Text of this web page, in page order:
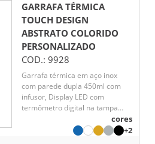
GARRAFA TÉRMICA
TOUCH DESIGN
ABSTRATO COLORIDO
PERSONALIZADO
COD.: 9928
Garrafa térmica em aço inox
com parede dupla 450ml com
infusor, Display LED com
termômetro digital na tampa
para indicar a temperatura do
líquido, Conserva líquido quente
cores
+2